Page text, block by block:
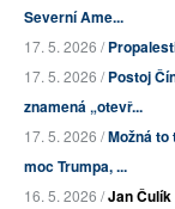
Severní Ame...
17. 5. 2026 /
17. 5. 2026 /Postoj
znamená „otevř...
17. 5. 2026 /Možná to
moc Trumpa, ...
16. 5. 2026 /Jan Čulík